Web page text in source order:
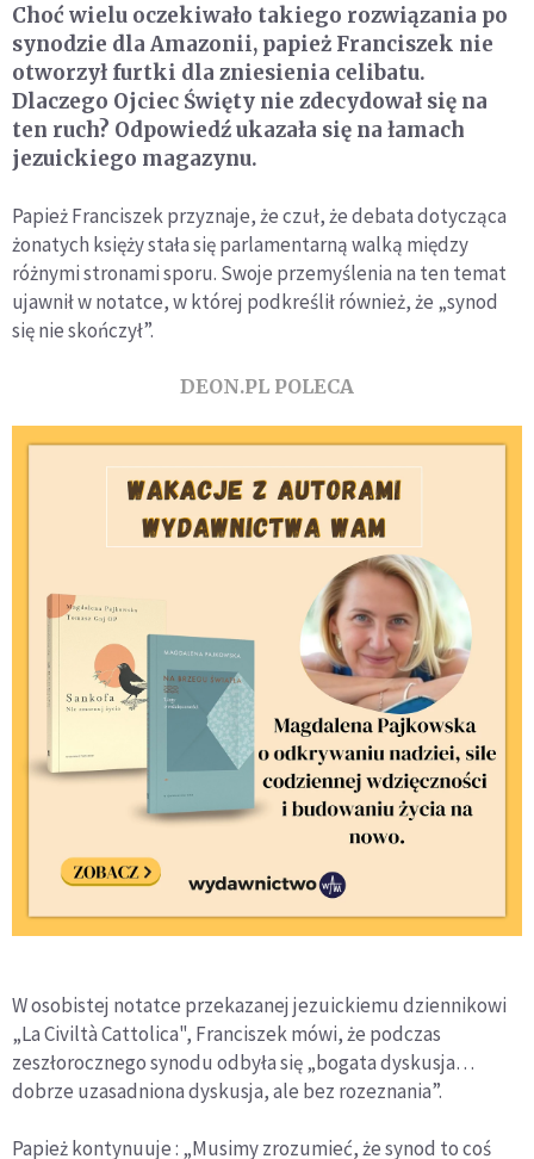
Choć wielu oczekiwało takiego rozwiązania po
synodzie dla Amazonii, papież Franciszek nie
otworzył furtki dla zniesienia celibatu.
Dlaczego Ojciec Święty nie zdecydował się na
ten ruch? Odpowiedź ukazała się na łamach
jezuickiego magazynu.
Papież Franciszek przyznaje, że czuł, że debata dotycząca
żonatych księży stała się parlamentarną walką między
różnymi stronami sporu. Swoje przemyślenia na ten temat
ujawnił w notatce, w której podkreślił również, że „synod
się nie skończył”.
DEON.PL POLECA
W osobistej notatce przekazanej jezuickiemu dziennikowi
„La Civiltà Cattolica", Franciszek mówi, że podczas
zeszłorocznego synodu odbyła się „bogata dyskusja…
dobrze uzasadniona dyskusja, ale bez rozeznania”.
Papież kontynuuje : „Musimy zrozumieć, że synod to coś